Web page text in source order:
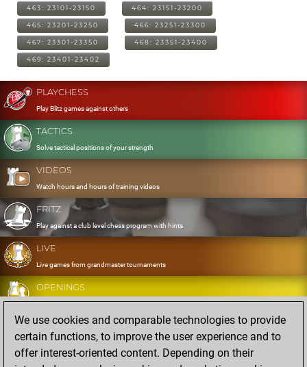
463: 23101-23150 464: 23151-23200
465: 23201-23250 466: 23251-23300
467: 23301-23350 468: 23351-23400
469: 23401-23402
PLAYCHESS
Play Blitz games against others
TACTICS
Solve tactical positions of your strength
VIDEOS
Watch hours and hours of training videos
FRITZ
Play against a club level chess program with hints
LIVE
Live games from grandmaster tournaments
OPENINGS
Develop and exercise your openings
DATABASE
Eight million strong games
We use cookies and comparable technologies to provide
certain functions, to improve the user experience and to
offer interest-oriented content. Depending on their